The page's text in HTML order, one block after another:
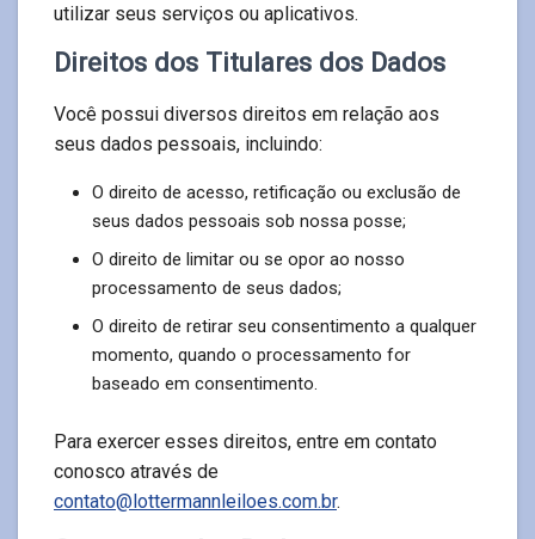
utilizar seus serviços ou aplicativos.
Direitos dos Titulares dos Dados
Você possui diversos direitos em relação aos
seus dados pessoais, incluindo:
O direito de acesso, retificação ou exclusão de
seus dados pessoais sob nossa posse;
O direito de limitar ou se opor ao nosso
processamento de seus dados;
O direito de retirar seu consentimento a qualquer
momento, quando o processamento for
baseado em consentimento.
Para exercer esses direitos, entre em contato
conosco através de
contato@lottermannleiloes.com.br.